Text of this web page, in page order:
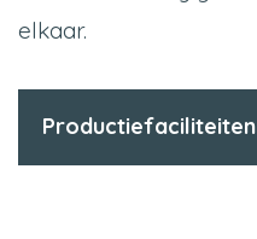
elkaar.
Productiefaciliteiten